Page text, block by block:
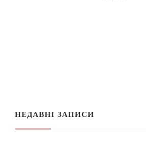
НЕДАВНІ ЗАПИСИ